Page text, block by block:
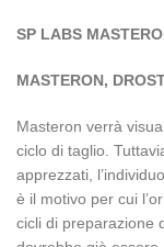
SP LABS
MASTERON,
Masteron verrà
ciclo di taglio.
apprezzati,
è il motivo per cui
cicli di preparazione